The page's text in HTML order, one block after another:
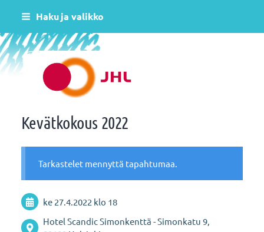
Siirry
sisältöön
Haku ja valikko
Helsingin varhaiskasvatus JHL ry 081
Kevätkokous 2022
Tarkastelet mennyttä tapahtumaa.
ke 27.4.2022 klo 18
Hotel Scandic Simonkenttä - Simonkatu 9,